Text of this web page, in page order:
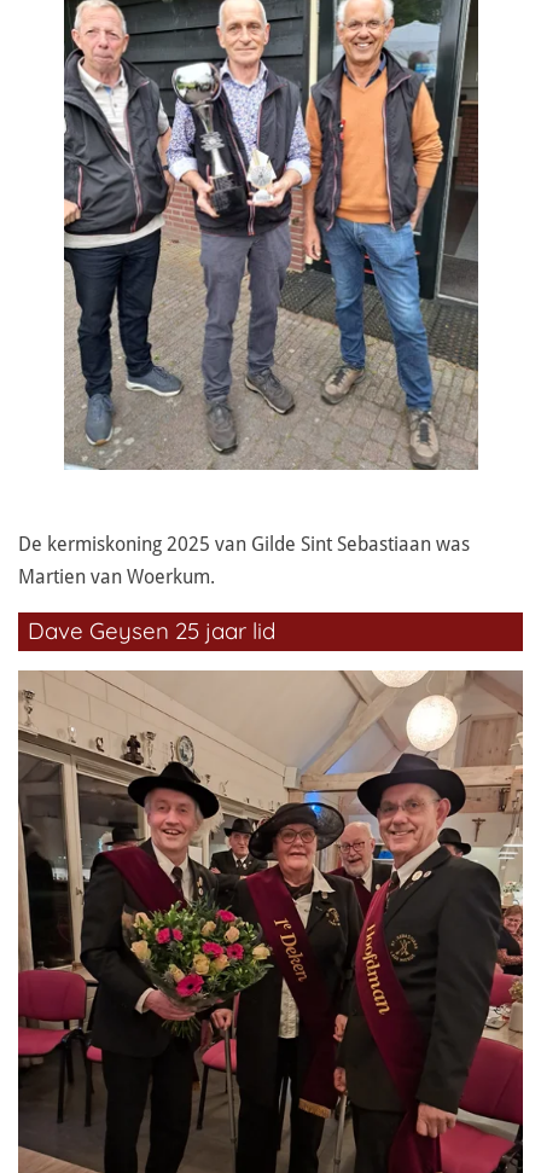
De kermiskoning 2025 van Gilde Sint Sebastiaan was
Martien van Woerkum.
Dave Geysen 25 jaar lid